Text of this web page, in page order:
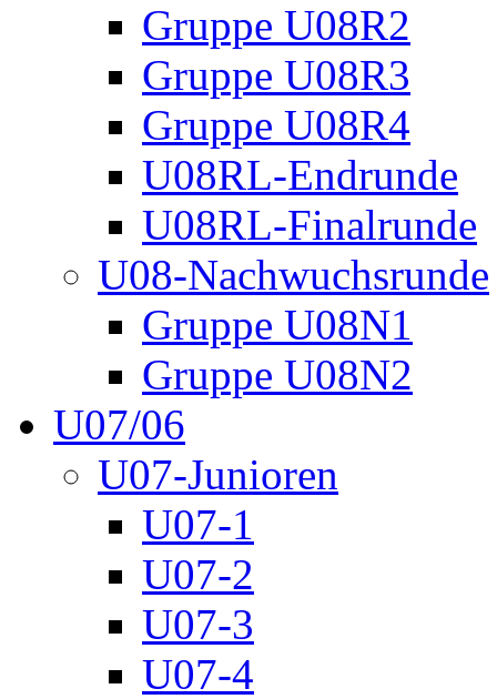
Gruppe U08R2
Gruppe U08R3
Gruppe U08R4
U08RL-Endrunde
U08RL-Finalrunde
U08-Nachwuchsrunde
Gruppe U08N1
Gruppe U08N2
U07/06
U07-Junioren
U07-1
U07-2
U07-3
U07-4